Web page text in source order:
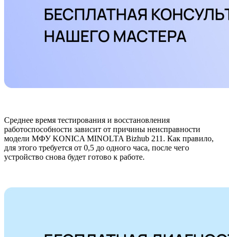
Среднее время тестирования и восстановления
работоспособности зависит от причины неисправности
модели МФУ KONICA MINOLTA Bizhub 211. Как правило,
для этого требуется от 0,5 до одного часа, после чего
устройство снова будет готово к работе.